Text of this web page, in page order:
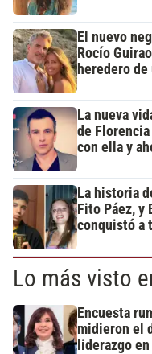
El nuevo
Rocío
heredero
La nueva
de
con ella y
La historia
Fito Páez, y
conquistó a
Lo más visto
Encuesta
midieron el
liderazgo